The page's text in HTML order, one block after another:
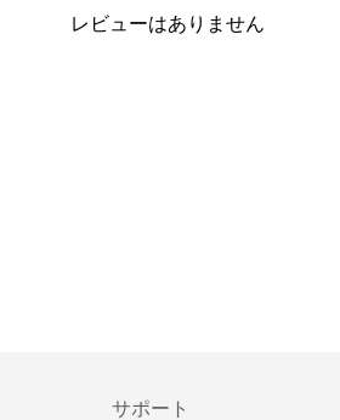
レビューはありません
サポート